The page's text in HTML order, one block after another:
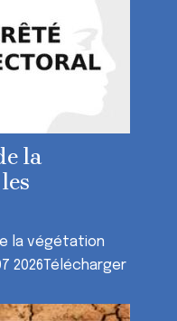
la
la végétation
2026Télécharger